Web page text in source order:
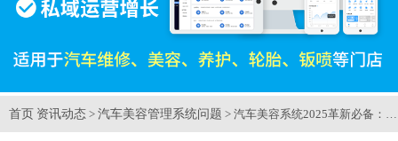
首页 资讯动态 > 汽车美容管理系统问题 > 汽车美容系统2025革新必备：